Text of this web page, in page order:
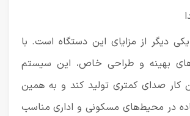
دیگر از مزایای این دستگاه است. با
بهینه و طراحی خاص، این سیستم
کار صدای کمتری تولید کند و به همین
در محیط‌های مسکونی و اداری مناسب